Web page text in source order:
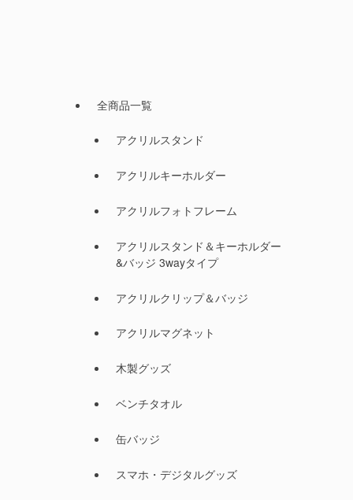
全商品一覧
アクリルスタンド
アクリルキーホルダー
アクリルフォトフレーム
アクリルスタンド＆キーホルダー
&バッジ 3wayタイプ
アクリルクリップ＆バッジ
アクリルマグネット
木製グッズ
ベンチタオル
缶バッジ
スマホ・デジタルグッズ